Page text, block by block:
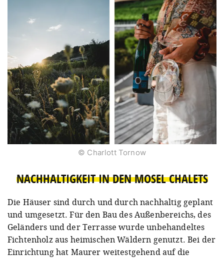
© Charlott Tornow
NACHHALTIGKEIT IN DEN MOSEL CHALETS
Die Häuser sind durch und durch nachhaltig geplant
und umgesetzt. Für den Bau des Außenbereichs, des
Geländers und der Terrasse wurde unbehandeltes
Fichtenholz aus heimischen Wäldern genutzt. Bei der
Einrichtung hat Maurer weitestgehend auf die